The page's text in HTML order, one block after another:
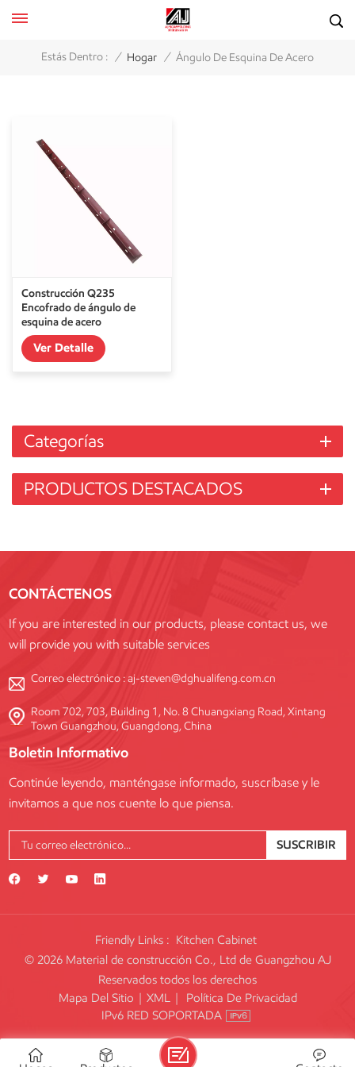
Estás Dentro : / Hogar / Ángulo De Esquina De Acero
Construcción Q235
Encofrado de ángulo de
esquina de acero
Ver Detalle
Categorías
PRODUCTOS DESTACADOS
CONTÁCTENOS
If you are interested in our products, please contact us, we
will provide you with suitable services
Correo electrónico :aj-steven@dghualifeng.com.cn
Room 702, 703, Building 1, No. 8 Chuangxiang Road, Xintang
Town Guangzhou, Guangdong, China
Boletin Informativo
Continúe leyendo, manténgase informado, suscríbase y le
invitamos a que nos cuente lo que piensa.
SUSCRIBIR
Friendly Links : Kitchen Cabinet
© 2026 Material de construcción Co., Ltd de Guangzhou AJ
Reservados todos los derechos
Mapa Del Sitio | XML |
Política De Privacidad
IPv6 RED SOPORTADA